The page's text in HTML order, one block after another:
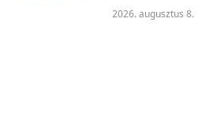
2026. augusztus 8.